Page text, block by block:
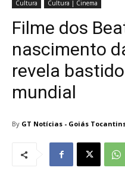
Cultura Cultura | Cinema
Filme dos
nascimento
revela
mundial
By GT Notícias - Goiás